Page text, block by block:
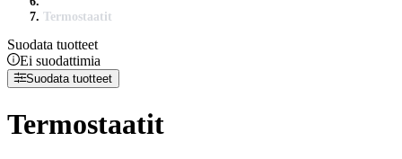
Termostaatit
Suodata tuotteet
Ei suodattimia
Suodata tuotteet
Termostaatit